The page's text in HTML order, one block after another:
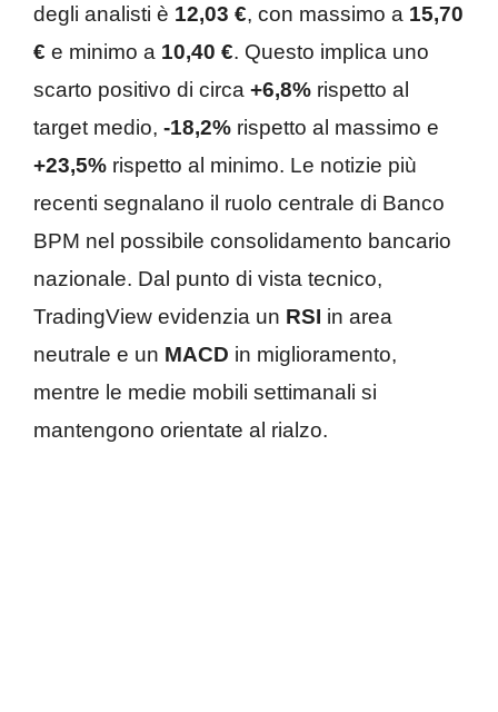
degli analisti è 12,03 €, con massimo a 15,70
€ e minimo a 10,40 €. Questo implica uno
scarto positivo di circa +6,8% rispetto al
target medio, -18,2% rispetto al massimo e
+23,5% rispetto al minimo. Le notizie più
recenti segnalano il ruolo centrale di Banco
BPM nel possibile consolidamento bancario
nazionale. Dal punto di vista tecnico,
TradingView evidenzia un RSI in area
neutrale e un MACD in miglioramento,
mentre le medie mobili settimanali si
mantengono orientate al rialzo.